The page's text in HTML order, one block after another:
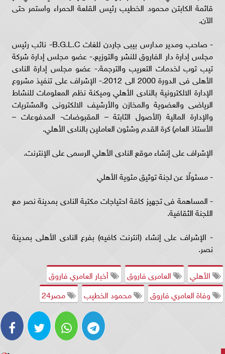
قائمة الكابتن محمود الخطيب رئيس القلعة الحمراء واستمر حتى
الآن.
- صاحب ومدير مدارس بيبى جاردن للغات B.G.L.C- نائب رئيس
مجلس إدارة دار الفاروق للنشر والتوزيع.- عضو مجلس إدارة شركة
تيب توب لخدمات التعريب والترجمة.- عضو مجلس إدارة النادى
الأهلى فى الدورة 2000 الى 2012.- الإشراف على تنفيذ مشروع
الإدارة الالكترونية بالنادى الأهلي وميكنة نظم المعلومات للنشاط
الرياضى والعضوية والمخازن والأرشيف الالكترونى والمشتريات
والإدارة المالية (الأصول الثابتة – المقبوضات- المدفوعات –
الأستاذ العام) كرة القدم وشئون العاملين بالنادى الأهلي.
الإشراف على إنشاء موقع النادى الأهلي الرسمى على الإنترنت.
- مسئولًا عن لجنة توثيق مئوية الأهلي
- المساهمة فى تجهيز كافة احتياجات مكتبة النادى بمدينة نصر مع
اللجنة الثقافية.
- الإشراف على إنشاء (انترنت كافيه) بفرع النادى الأهلى بمدينة
نصر.
الأهلي
العامرى فاروق
أخبار العامري فاروق
وفاة العامري فاروق
محمود الخطيب مصر24